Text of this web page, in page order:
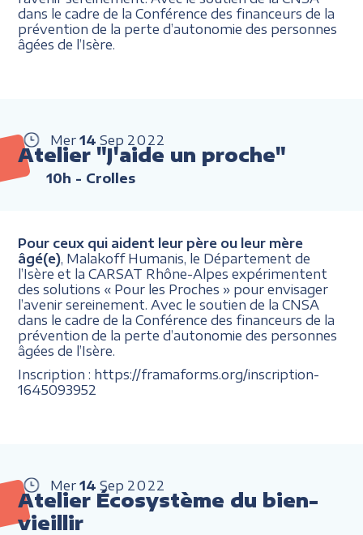
dans le cadre de la Conférence des financeurs de la
prévention de la perte d’autonomie des personnes
âgées de l’Isère.
Mer 14 Sep 2022
Atelier "J'aide un proche"
10h - Crolles
Pour ceux qui aident leur père ou leur mère
âgé(e) , Malakoff Humanis, le Département de
l’Isère et la CARSAT Rhône-Alpes expérimentent
des solutions « Pour les Proches » pour envisager
l’avenir sereinement. Avec le soutien de la CNSA
dans le cadre de la Conférence des financeurs de la
prévention de la perte d’autonomie des personnes
âgées de l’Isère.
Inscription : https://framaforms.org/inscription-
1645093952
Mer 14 Sep 2022
Atelier Écosystème du bien-
vieillir